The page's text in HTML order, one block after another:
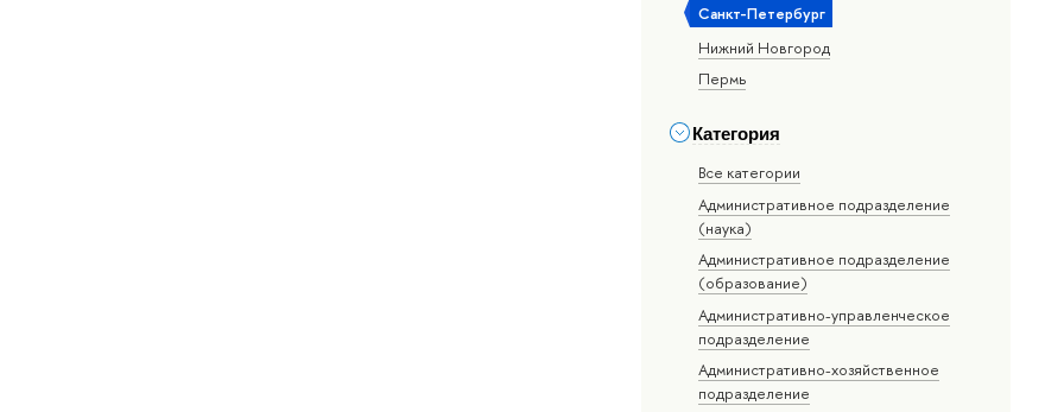
Санкт-Петербург
Нижний Новгород
Пермь
Категория
Все категории
Административное подразделение
(наука)
Административное подразделение
(образование)
Административно-управленческое
подразделение
Административно-хозяйственное
подразделение